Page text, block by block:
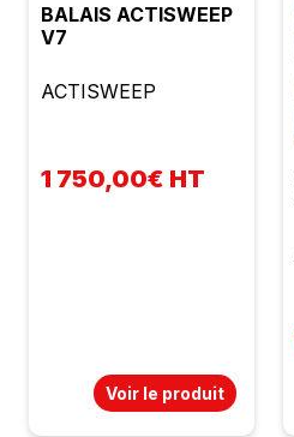
BALAIS ACTISWEEP
V7
ACTISWEEP
1 750,00€ HT
Voir le produit